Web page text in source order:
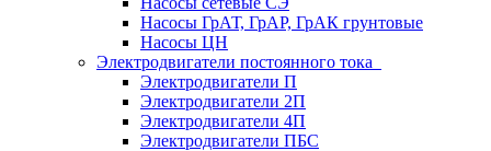
Насосы ГрАТ, ГрАР, ГрАК грунтовые
Насосы ЦН
Электродвигатели постоянного тока
Электродвигатели П
Электродвигатели 2П
Электродвигатели 4П
Электродвигатели ПБС